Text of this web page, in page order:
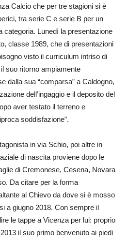
Calcio che per tre stagioni si è
tra serie C e serie B per un
categoria. Lunedì la presentazione
classe 1989, che di presentazioni
visto il curriculum intriso di
suo ritorno ampiamente
dalla sua “comparsa” a Caldogno,
dell’ingaggio e il deposito del
aver testato il terreno e
soddisfazione”.
in via Schio, poi altre in
di nascita proviene dopo le
di Cremonese, Cesena, Novara
Da citare per la forma
al Chievo da dove si è mosso
a giugno 2018. Con sempre il
le tappe a Vicenza per lui: proprio
il suo primo benvenuto ai piedi